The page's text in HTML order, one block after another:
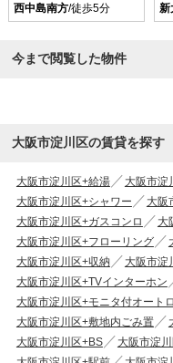
西中島南方/徒歩5分
新
今まで閲覧した物件
大阪市淀川区の賃貸を探す
大阪市淀川区+給湯
大阪市淀
大阪市淀川区+シャワー
大阪
大阪市淀川区+ガスコンロ
大
大阪市淀川区+フローリング
大阪市淀川区+収納
大阪市淀
大阪市淀川区+TVインターホン
大阪市淀川区+モニタ付オート
大阪市淀川区+敷地内ごみ置
大阪市淀川区+BS
大阪市淀